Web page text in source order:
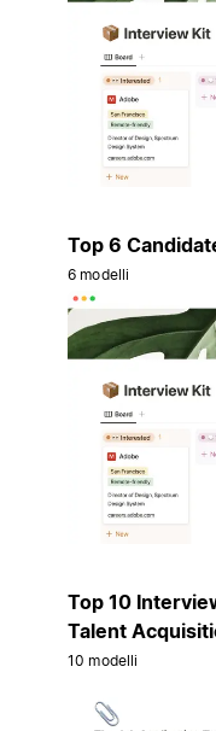
Top 6
6 modelli
Top 10
Talent
10 modelli